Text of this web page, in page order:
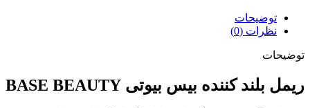
توضیحات
نظرات (0)
توضیحات
ریمل بلند کننده بیس بیوتی BASE BEAUTY